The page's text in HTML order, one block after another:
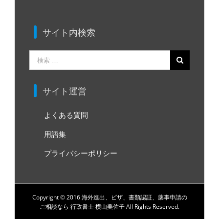
サイト内検索
索
サイト運営
よくある質問
用語集
プライバシーポリシー
Copyright © 2016 海外進出、ビザ、書類認証、薬事申請の
ご相談なら 行政書士 横山美佐子 All Rights Reserved.